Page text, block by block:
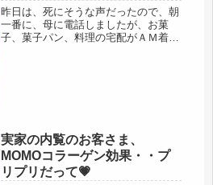
昨日は、死にそうな声だったので、朝
一番に、母に電話しましたが、お菓
子、菓子パン、料理の宅配がＡＭ着を
実家の内覧のお客さま、
MOMOコラーゲン効果・・プ
リプリだって💗